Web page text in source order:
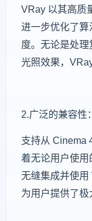
VRay 以其高质
进一步优化了
度。无论是处
光照效果，
2.广泛的兼容性：
支持从 Cinema
着无论用户使用
无缝集成并使用
为用户提供了极